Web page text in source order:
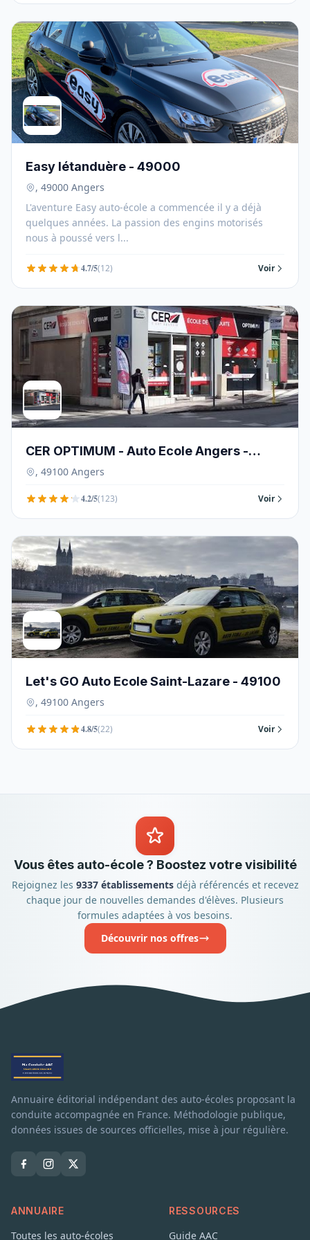
Easy létanduère - 49000
, 49000 Angers
L'aventure Easy auto-école a commencée il y a déjà
quelques années. La passion des engins motorisés
nous à poussé vers l...
4.7/5(12) Voir
CER OPTIMUM - Auto Ecole Angers -
49100
, 49100 Angers
4.2/5(123) Voir
Let's GO Auto Ecole Saint-Lazare - 49100
, 49100 Angers
4.8/5(22) Voir
Vous êtes auto-école ? Boostez votre visibilité
Rejoignez les 9337 établissementsdéjà référencés et recevez
chaque jour de nouvelles demandes d'élèves. Plusieurs
formules adaptées à vos besoins.
Découvrir nos offres
Annuaire éditorial indépendant des auto-écoles proposant la
conduite accompagnée en France. Méthodologie publique,
données issues de sources officielles, mise à jour régulière.
ANNUAIRE
Toutes les auto-écoles
RESSOURCES
Guide AAC